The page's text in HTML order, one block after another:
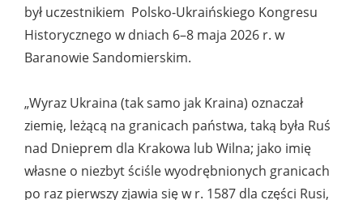
był uczestnikiem Polsko-Ukraińskiego Kongresu
Historycznego w dniach 6–8 maja 2026 r. w
Baranowie Sandomierskim.
„Wyraz Ukraina (tak samo jak Kraina) oznaczał
ziemię, leżącą na granicach państwa, taką była Ruś
nad Dnieprem dla Krakowa lub Wilna; jako imię
własne o niezbyt ściśle wyodrębnionych granicach
po raz pierwszy zjawia się w r. 1587 dla części Rusi,